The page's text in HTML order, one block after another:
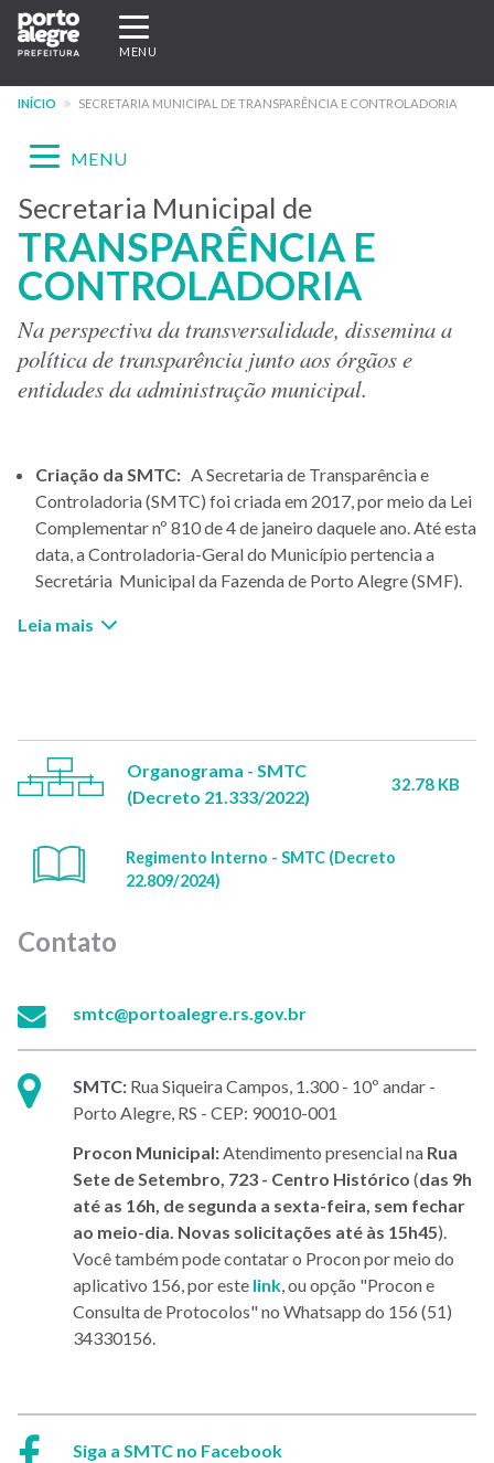
Pular
para
conteúdo
Expandir/recolher
navegação
MENU
INÍCIO SECRETARIA MUNICIPAL DE TRANSPARÊNCIA E CONTROLADORIA
Menu
-
site
SMTC
Expandir/recolher
MENU
Secretaria Municipal de
TRANSPARÊNCIA E
CONTROLADORIA
Na perspectiva da transversalidade, dissemina a
política de transparência junto aos órgãos e
entidades da administração municipal.
Criação da SMTC: A Secretaria de Transparência e
Controladoria (SMTC) foi criada em 2017, por meio da Lei
Complementar nº 810 de 4 de janeiro daquele ano. Até esta
data, a Controladoria-Geral do Município pertencia a
Secretária Municipal da Fazenda de Porto Alegre (SMF).
Leia mais
Organograma - SMTC
(Decreto 21.333/2022)
32.78 KB
Regimento Interno - SMTC (Decreto
22.809/2024)
Contato
E-
smtc@portoalegre.rs.gov.br
Endereço:
SMTC: Rua Siqueira Campos, 1.300 - 10º andar -
Porto Alegre, RS - CEP: 90010-001
Procon Municipal:Atendimento presencial na Rua
Sete de Setembro, 723 - Centro Histórico (das 9h
até as 16h, de segunda a sexta-feira, sem fechar
ao meio-dia. Novas solicitações até às 15h45).
Você também pode contatar o Procon por meio do
aplicativo 156, por este link, ou opção "Procon e
Consulta de Protocolos" no Whatsapp do 156 (51)
34330156.
Facebook:
Siga a SMTC no Facebook